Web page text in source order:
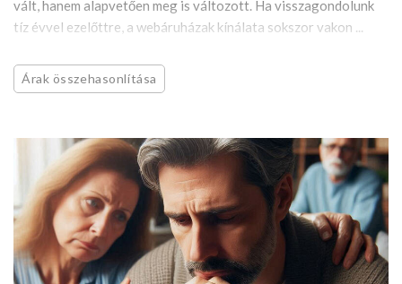
vált, hanem alapvetően meg is változott. Ha visszagondolunk
tíz évvel ezelőttre, a webáruházak kínálata sokszor vakon ...
Árak összehasonlítása